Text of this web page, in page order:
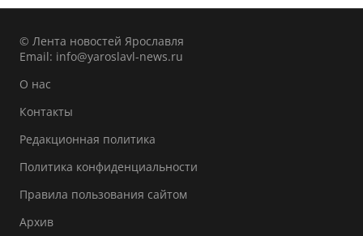
© Лента новостей Ярославля
Email: info@yaroslavl-news.ru
О нас
Контакты
Редакционная политика
Политика конфиденциальности
Правила пользования сайтом
Архив